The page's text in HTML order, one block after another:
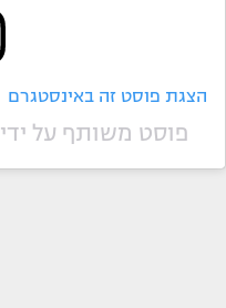
הצגת פוסט זה באינסטגרם
פוסט משותף על ידי ‏‎Tom Yaar‎‏ (@‏‎tomyaar‎‏)